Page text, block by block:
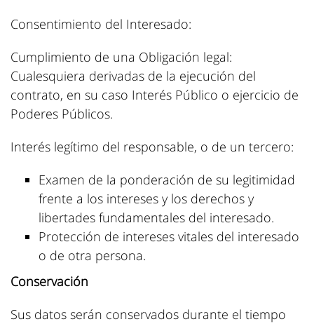
Consentimiento del Interesado:
Cumplimiento de una Obligación legal:
Cualesquiera derivadas de la ejecución del
contrato, en su caso Interés Público o ejercicio de
Poderes Públicos.
Interés legítimo del responsable, o de un tercero:
Examen de la ponderación de su legitimidad
frente a los intereses y los derechos y
libertades fundamentales del interesado.
Protección de intereses vitales del interesado
o de otra persona.
Conservación
Sus datos serán conservados durante el tiempo